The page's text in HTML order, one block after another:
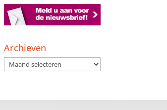
Archieven
Archieven
Een hypotheek na uw
mogelijkheden
De woningmarkt is nog steeds in
beweging. Misschien denkt u na